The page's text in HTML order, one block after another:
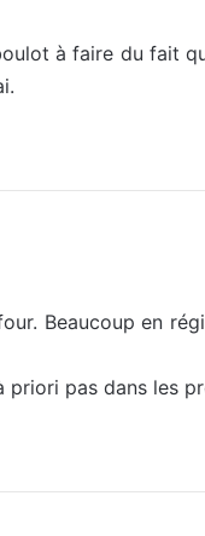
à faire du fait
Beaucoup en
priori pas dans les